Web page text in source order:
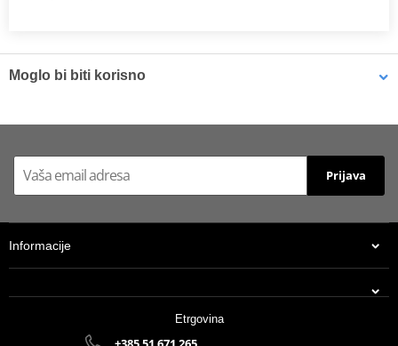
Moglo bi biti korisno
ml (ideal for workshops)
Prijava
Informacije
Etrgovina